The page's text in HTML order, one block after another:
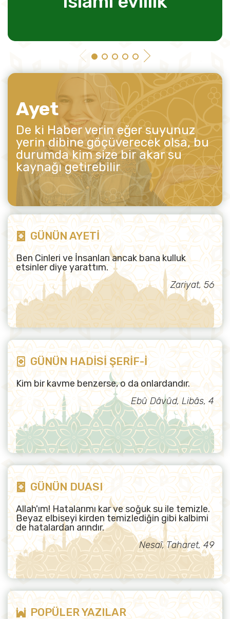
Ayet
De ki Haber verin eğer suyunuz
yerin dibine göçüverecek olsa, bu
durumda kim size bir akar su
kaynağı getirebilir
GÜNÜN AYETİ
Ben Cinleri ve İnsanları ancak bana kulluk
etsinler diye yarattım.
Zariyat, 56
GÜNÜN HADİSİ ŞERİF-İ
Kim bir kavme benzerse, o da onlardandır.
Ebû Dâvûd, Libâs, 4
GÜNÜN DUASI
Allah'ım! Hatalarımı kar ve soğuk su ile temizle.
Beyaz elbiseyi kirden temizlediğin gibi kalbimi
de hatalardan arındır.
Nesaî, Taharet, 49
POPÜLER YAZILAR